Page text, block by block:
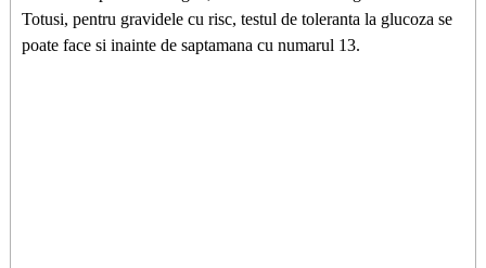
Totusi, pentru gravidele cu risc, testul de toleranta la glucoza se
poate face si inainte de saptamana cu numarul 13.